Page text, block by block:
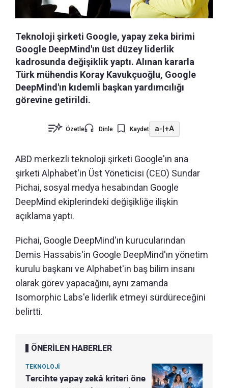
Teknoloji şirketi Google, yapay zeka birimi
Google DeepMind'ın üst düzey liderlik
kadrosunda değişiklik yaptı. Alınan kararla
Türk mühendis Koray Kavukçuoğlu, Google
DeepMind'ın kıdemli başkan yardımcılığı
görevine getirildi.
Özetle Dinle Kaydet a- +A
ABD merkezli teknoloji şirketi Google'ın ana
şirketi Alphabet'in Üst Yöneticisi (CEO) Sundar
Pichai, sosyal medya hesabından Google
DeepMind ekiplerindeki değişikliğe ilişkin
açıklama yaptı.
Pichai, Google DeepMind'ın kurucularından
Demis Hassabis'in Google DeepMind'ın yönetim
kurulu başkanı ve Alphabet'in baş bilim insanı
olarak görev yapacağını, aynı zamanda
Isomorphic Labs'e liderlik etmeyi sürdüreceğini
belirtti.
ÖNERİLEN HABERLER
TEKNOLOJİ
Tercihte yapay zekâ kriteri öne